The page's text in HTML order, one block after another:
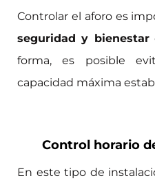
Controlar el aforo es
seguridad y bienestar
forma, es posible
capacidad máxima
Control horario
En este tipo de